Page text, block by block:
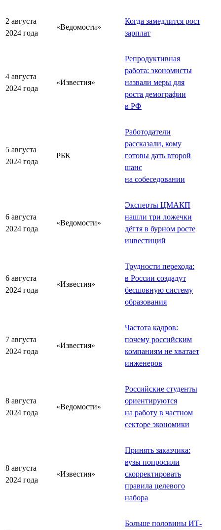
2 августа
2024 года
«Ведомости»
Когда замедлится рост
зарплат
4 августа
2024 года
«Известия»
Репродуктивная
работа: экономисты
назвали меры для
роста демографии
в РФ
5 августа
2024 года
РБК
Работодатели
рассказали, кому
готовы дать второй
шанс
на собеседовании
6 августа
2024 года
«Ведомости»
Эксперты ЦМАКП
нашли три ложечки
дёгтя в бурном росте
инвестиций
6 августа
2024 года
«Известия»
Трудности перехода:
в России создадут
бесшовную систему
образования
7 августа
2024 года
«Известия»
Частота кадров:
почему российским
компаниям не хватает
инженеров
8 августа
2024 года
«Ведомости»
Российские студенты
ориентируются
на работу в частном
секторе экономики
8 августа
2024 года
«Известия»
Принять заказчика:
вузы попросили
скорректировать
правила целевого
набора
Больше половины ИТ-